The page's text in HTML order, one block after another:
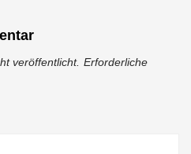
veröffentlicht. Erforderliche